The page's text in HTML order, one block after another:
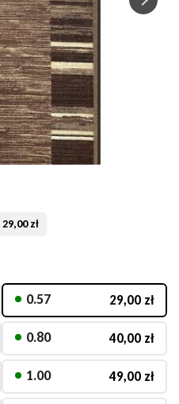
29,00 zł
0.57 29,00 zł
0.80 40,00 zł
1.00 49,00 zł